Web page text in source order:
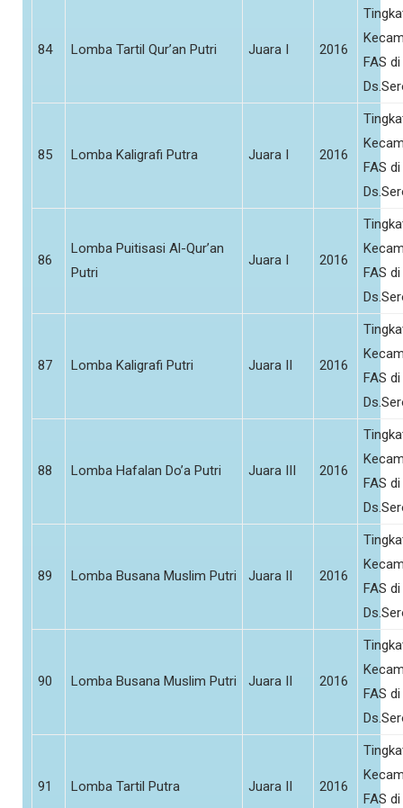
84 Lomba Tartil Qur’an Putri Juara I 2016
FAS di
85 Lomba Kaligrafi Putra Juara I 2016
FAS di
86
Lomba Puitisasi Al-Qur’an
Putri
Juara I 2016
FAS di
87 Lomba Kaligrafi Putri Juara II 2016
FAS di
88 Lomba Hafalan Do’a Putri Juara III 2016
FAS di
89 Lomba Busana Muslim Putri Juara II 2016
FAS di
90 Lomba Busana Muslim Putri Juara II 2016
FAS di
91 Lomba Tartil Putra Juara II 2016
FAS di